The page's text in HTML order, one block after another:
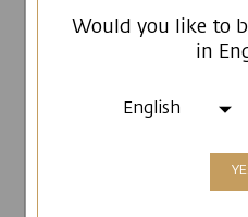
Would you like to
in
English